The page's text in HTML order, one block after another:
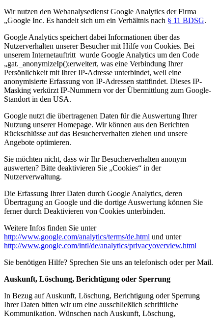
Wir nutzen den Webanalysedienst Google Analytics der Firma
„Google Inc. Es handelt sich um ein Verhältnis nach § 11 BDSG.
Google Analytics speichert dabei Informationen über das
Nutzerverhalten unserer Besucher mit Hilfe von Cookies. Bei
unserem Internetauftritt wurde Google Analytics um den Code
„gat._anonymizeIp();erweitert, was eine Verbindung Ihrer
Persönlichkeit mit Ihrer IP-Adresse unterbindet, weil eine
anonymisierte Erfassung von IP-Adressen stattfindet. Dieses IP-
Masking verkürzt IP-Nummern vor der Übermittlung zum Google-
Standort in den USA.
Google nutzt die übertragenen Daten für die Auswertung Ihrer
Nutzung unserer Homepage. Wir können aus den Berichten
Rückschlüsse auf das Besucherverhalten ziehen und unsere
Angebote optimieren.
Sie möchten nicht, dass wir Ihr Besucherverhalten anonym
auswerten? Bitte deaktivieren Sie „Cookies“ in der
Nutzerverwaltung.
Die Erfassung Ihrer Daten durch Google Analytics, deren
Übertragung an Google und die dortige Auswertung können Sie
ferner durch Deaktivieren von Cookies unterbinden.
Weitere Infos finden Sie unter
http://www.google.com/analytics/terms/de.html und unter
http://www.google.com/intl/de/analytics/privacyoverview.html
Sie benötigen Hilfe? Sprechen Sie uns an telefonisch oder per Mail.
Auskunft, Löschung, Berichtigung oder Sperrung
In Bezug auf Auskunft, Löschung, Berichtigung oder Sperrung
Ihrer Daten bitten wir um eine ausschließlich schriftliche
Kommunikation. Wünschen nach Auskunft, Löschung,